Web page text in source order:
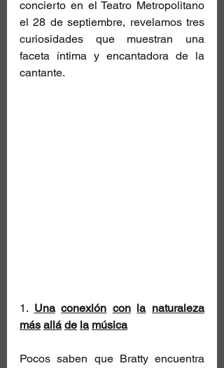
concierto en el Teatro Metropolitano
el 28 de septiembre, revelamos tres
curiosidades que muestran una
faceta íntima y encantadora de la
cantante.
1. Una conexión con la naturaleza
más allá de la música
Pocos saben que Bratty encuentra